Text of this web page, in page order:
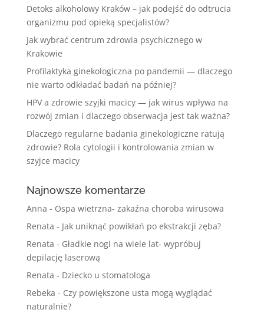
Detoks alkoholowy Kraków – jak podejść do odtrucia
organizmu pod opieką specjalistów?
Jak wybrać centrum zdrowia psychicznego w
Krakowie
Profilaktyka ginekologiczna po pandemii — dlaczego
nie warto odkładać badań na później?
HPV a zdrowie szyjki macicy — jak wirus wpływa na
rozwój zmian i dlaczego obserwacja jest tak ważna?
Dlaczego regularne badania ginekologiczne ratują
zdrowie? Rola cytologii i kontrolowania zmian w
szyjce macicy
Najnowsze komentarze
Anna - Ospa wietrzna- zakaźna choroba wirusowa
Renata - Jak uniknąć powikłań po ekstrakcji zęba?
Renata - Gładkie nogi na wiele lat- wypróbuj
depilację laserową
Renata - Dziecko u stomatologa
Rebeka - Czy powiększone usta mogą wyglądać
naturalnie?